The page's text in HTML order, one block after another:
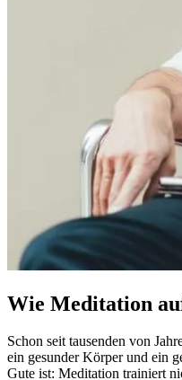
Wie Meditation
Schon seit tau­sen­den von
ein gesun­der Körper und ein
Gute ist: Medi­ta­tion trai­niert